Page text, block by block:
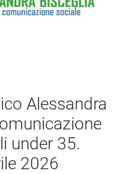
Alessandra
under 35.
2026